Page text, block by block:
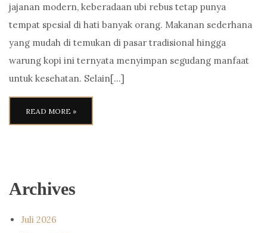
jajanan modern, keberadaan ubi rebus tetap punya
tempat spesial di hati banyak orang. Makanan sederhana
yang mudah di temukan di pasar tradisional hingga
warung kopi ini ternyata menyimpan segudang manfaat
untuk kesehatan. Selain[…]
READ MORE »
Archives
Juli 2026